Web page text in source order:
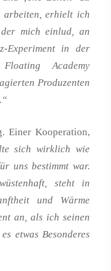
arbeiten, erhielt ich
mich einlud, an
Experiment in der
Academy
Produzenten
Einer Kooperation,
sich wirklich wie
uns bestimmt war.
steht in
und Wärme
an, als ich seinen
etwas Besonderes